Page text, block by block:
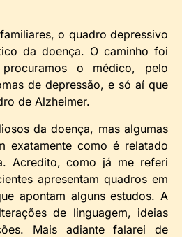
o quadro depressivo
da doença. O caminho foi
procuramos o médico, pelo
de depressão, e só aí que
de Alzheimer.
da doença, mas algumas
exatamente como é relatado
Acredito, como já me referi
apresentam quadros em
apontam alguns estudos. A
de linguagem, ideias
Mais adiante falarei de